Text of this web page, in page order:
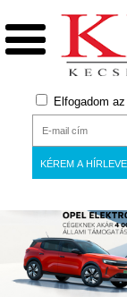
Elfogadom az